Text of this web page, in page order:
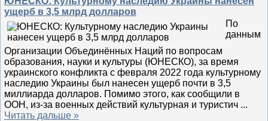
ущерб в 3,5 млрд долларов
По
данным
Организации Объединённых Наций по вопросам
образования, науки и культуры (ЮНЕСКО), за время
украинского конфликта с февраля 2022 года культурному
наследию Украины был нанесен ущерб почти в 3,5
миллиарда долларов. Помимо этого, как сообщили в
ООН, из-за военных действий культурная и туристич ...
Читать дальше »